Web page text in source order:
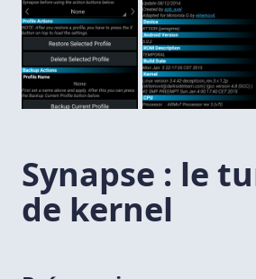
Synapse : le
de kernel